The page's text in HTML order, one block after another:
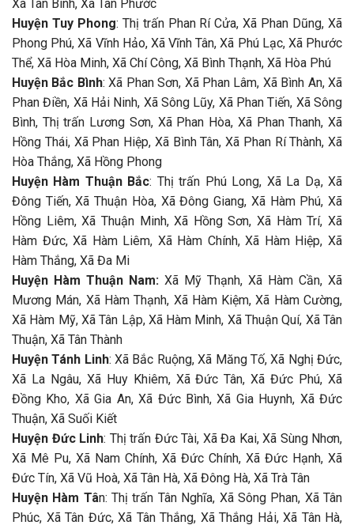
Xã Tân Bình, Xã Tân Phước
Huyện Tuy Phong: Thị trấn Phan Rí Cửa, Xã Phan Dũng, Xã
Phong Phú, Xã Vĩnh Hảo, Xã Vĩnh Tân, Xã Phú Lạc, Xã Phước
Thể, Xã Hòa Minh, Xã Chí Công, Xã Bình Thạnh, Xã Hòa Phú
Huyện Bắc Bình: Xã Phan Sơn, Xã Phan Lâm, Xã Bình An, Xã
Phan Điền, Xã Hải Ninh, Xã Sông Lũy, Xã Phan Tiến, Xã Sông
Bình, Thị trấn Lương Sơn, Xã Phan Hòa, Xã Phan Thanh, Xã
Hồng Thái, Xã Phan Hiệp, Xã Bình Tân, Xã Phan Rí Thành, Xã
Hòa Thắng, Xã Hồng Phong
Huyện Hàm Thuận Bắc: Thị trấn Phú Long, Xã La Dạ, Xã
Đông Tiến, Xã Thuận Hòa, Xã Đông Giang, Xã Hàm Phú, Xã
Hồng Liêm, Xã Thuận Minh, Xã Hồng Sơn, Xã Hàm Trí, Xã
Hàm Đức, Xã Hàm Liêm, Xã Hàm Chính, Xã Hàm Hiệp, Xã
Hàm Thắng, Xã Đa Mi
Huyện Hàm Thuận Nam: Xã Mỹ Thạnh, Xã Hàm Cần, Xã
Mương Mán, Xã Hàm Thạnh, Xã Hàm Kiệm, Xã Hàm Cường,
Xã Hàm Mỹ, Xã Tân Lập, Xã Hàm Minh, Xã Thuận Quí, Xã Tân
Thuận, Xã Tân Thành
Huyện Tánh Linh: Xã Bắc Ruộng, Xã Măng Tố, Xã Nghị Đức,
Xã La Ngâu, Xã Huy Khiêm, Xã Đức Tân, Xã Đức Phú, Xã
Đồng Kho, Xã Gia An, Xã Đức Bình, Xã Gia Huynh, Xã Đức
Thuận, Xã Suối Kiết
Huyện Đức Linh: Thị trấn Đức Tài, Xã Đa Kai, Xã Sùng Nhơn,
Xã Mê Pu, Xã Nam Chính, Xã Đức Chính, Xã Đức Hạnh, Xã
Đức Tín, Xã Vũ Hoà, Xã Tân Hà, Xã Đông Hà, Xã Trà Tân
Huyện Hàm Tân: Thị trấn Tân Nghĩa, Xã Sông Phan, Xã Tân
Phúc, Xã Tân Đức, Xã Tân Thắng, Xã Thắng Hải, Xã Tân Hà,